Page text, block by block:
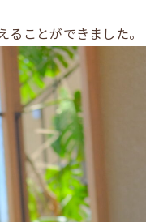
ことができました。